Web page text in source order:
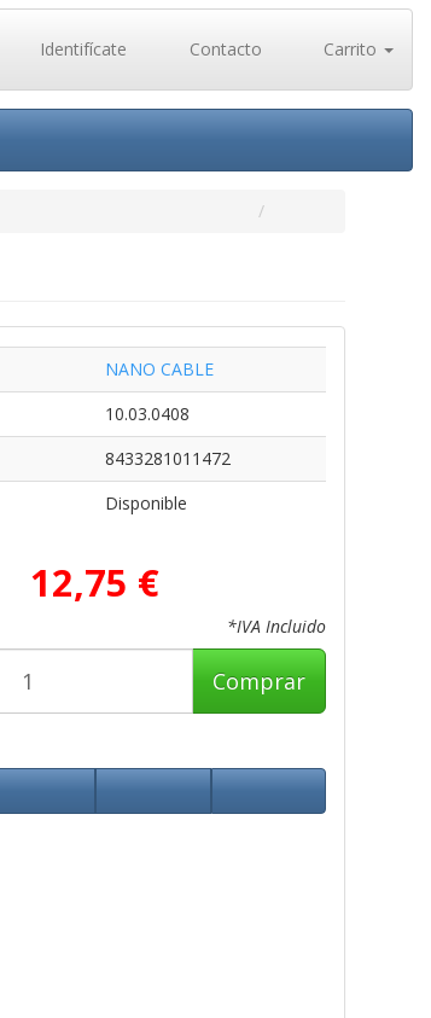
Identifícate Contacto Carrito
NANO CABLE
10.03.0408
8433281011472
Disponible
12,75 €
*IVA Incluido
Comprar